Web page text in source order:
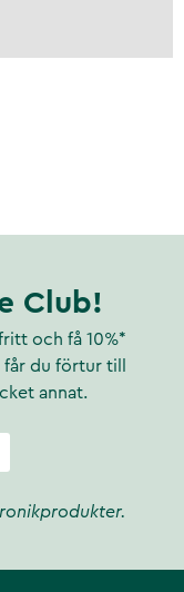
Club!
och få 10%*
du förtur till
annat.